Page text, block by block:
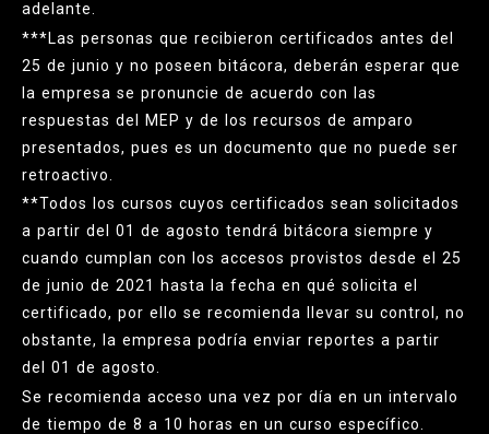
adelante.
***Las personas que recibieron certificados antes del
25 de junio y no poseen bitácora, deberán esperar que
la empresa se pronuncie de acuerdo con las
respuestas del MEP y de los recursos de amparo
presentados, pues es un documento que no puede ser
retroactivo.
**Todos los cursos cuyos certificados sean solicitados
a partir del 01 de agosto tendrá bitácora siempre y
cuando cumplan con los accesos provistos desde el 25
de junio de 2021 hasta la fecha en qué solicita el
certificado, por ello se recomienda llevar su control, no
obstante, la empresa podría enviar reportes a partir
del 01 de agosto.
Se recomienda acceso una vez por día en un intervalo
de tiempo de 8 a 10 horas en un curso específico.